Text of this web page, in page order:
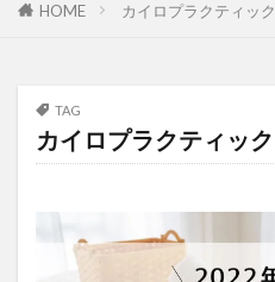
HOME カイロプラクティック
TAG
カイロプラクティック